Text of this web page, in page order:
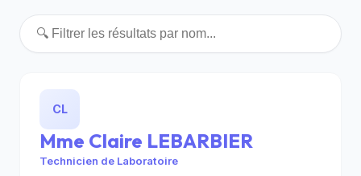
CL
Mme Claire LEBARBIER
Technicien de Laboratoire